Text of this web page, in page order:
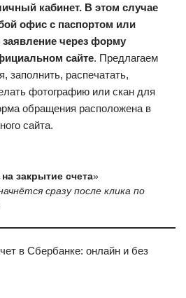
кабинет. В этом случае
офис с паспортом или
заявление через форму
сайте. Предлагаем
заполнить, распечатать,
фотографию или скан для
обращения расположена в
сайта.
закрытие счета»
сразу после клика по